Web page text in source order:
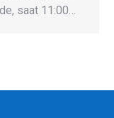
saat 11:00…